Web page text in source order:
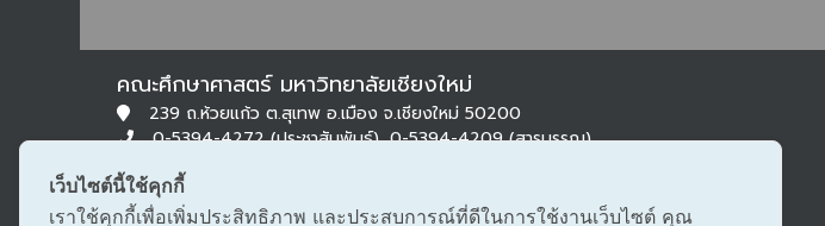
คณะศึกษาศาสตร์ มหาวิทยาลัยเชียงใหม่
239 ถ.ห้วยแก้ว ต.สุเทพ อ.เมือง จ.เชียงใหม่ 50200
0-5394-4272 (ประชาสัมพันธ์), 0-5394-4209 (สารบรรณ)
edu@cmu.ac.th, saraban_edu@cmu.ac.th
เว็บไซต์นี้ใช้คุกกี้
เราใช้คุกกี้เพื่อเพิ่มประสิทธิภาพ และประสบการณ์ที่ดีในการใช้งานเว็บไซต์ คุณ